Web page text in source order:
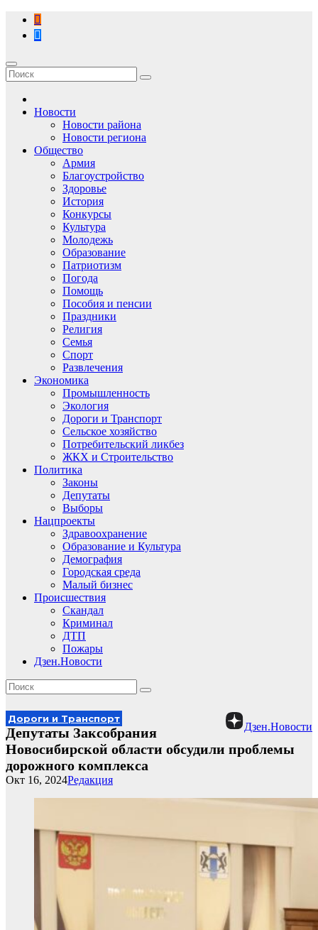
Перейти
содержимому
Новости
Новости района
Новости региона
Общество
Армия
Благоустройство
Здоровье
История
Конкурсы
Культура
Молодежь
Образование
Патриотизм
Погода
Помощь
Пособия и пенсии
Праздники
Религия
Семья
Спорт
Развлечения
Экономика
Промышленность
Экология
Дороги и Транспорт
Сельское хозяйство
Потребительский ликбез
ЖКХ и Строительство
Политика
Законы
Депутаты
Выборы
Нацпроекты
Здравоохранение
Образование и Культура
Демография
Городская среда
Малый бизнес
Происшествия
Скандал
Криминал
ДТП
Пожары
Дзен.Новости
Дзен.Новости
Дороги и Транспорт
Депутаты Заксобрания
Новосибирской области обсудили проблемы
дорожного комплекса
Редакция
Окт 16, 2024